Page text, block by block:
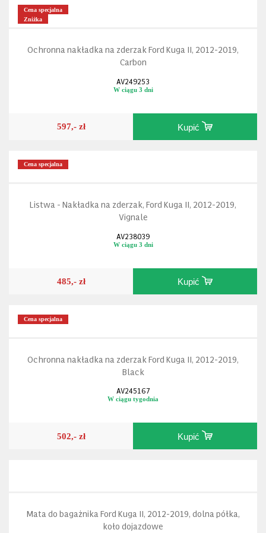
Cena specjalna
Zniżka
Ochronna nakładka na zderzak Ford Kuga II, 2012-2019,
Carbon
AV249253
W ciągu 3 dni
597,- zł Kupić
Cena specjalna
Listwa - Nakładka na zderzak, Ford Kuga II, 2012-2019,
Vignale
AV238039
W ciągu 3 dni
485,- zł Kupić
Cena specjalna
Ochronna nakładka na zderzak Ford Kuga II, 2012-2019,
Black
AV245167
W ciągu tygodnia
502,- zł Kupić
Mata do bagażnika Ford Kuga II, 2012-2019, dolna półka,
koło dojazdowe